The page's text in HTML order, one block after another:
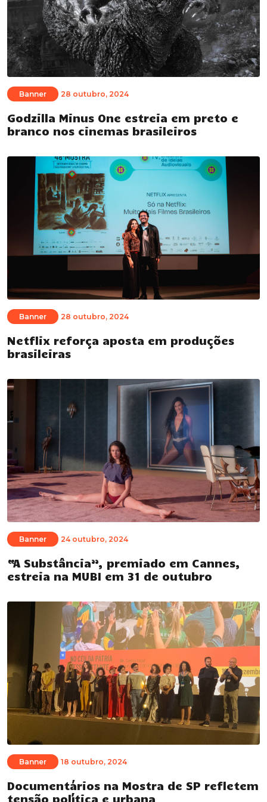
Banner 28 outubro, 2024
Godzilla Minus One estreia em preto e
branco nos cinemas brasileiros
Banner 28 outubro, 2024
Netflix reforça aposta em produções
brasileiras
Banner 24 outubro, 2024
“A Substância”, premiado em Cannes,
estreia na MUBI em 31 de outubro
Banner 18 outubro, 2024
Documentários na Mostra de SP refletem
tensão política e urbana